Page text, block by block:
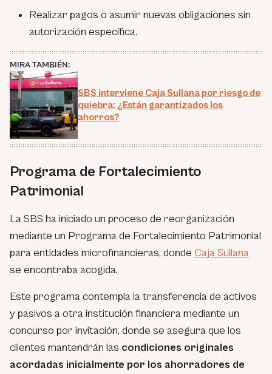
Realizar pagos o asumir nuevas obligaciones sin
autorización específica.
MIRA TAMBIÉN:
SBS interviene Caja Sullana por riesgo de
quiebra: ¿Están garantizados los
ahorros?
Programa de Fortalecimiento
Patrimonial
La SBS ha iniciado un proceso de reorganización
mediante un Programa de Fortalecimiento Patrimonial
para entidades microfinancieras, donde Caja Sullana
se encontraba acogida.
Este programa contempla la transferencia de activos
y pasivos a otra institución financiera mediante un
concurso por invitación, donde se asegura que los
clientes mantendrán las condiciones originales
acordadas inicialmente por los ahorradores de